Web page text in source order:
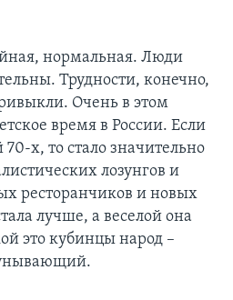
нормальная. Люди
Трудности, конечно,
Очень в этом
время в России. Если
х, то стало значительно
лозунгов и
ресторанчиков и новых
лучше, а веселой она
это кубинцы народ –